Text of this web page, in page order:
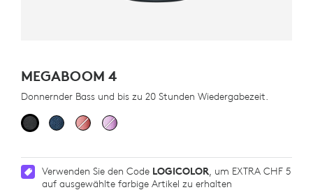
MEGABOOM 4
Donnernder Bass und bis zu 20 Stunden Wiedergabezeit.
Verwenden Sie den Code LOGICOLOR, um EXTRA CHF 5
auf ausgewählte farbige Artikel zu erhalten